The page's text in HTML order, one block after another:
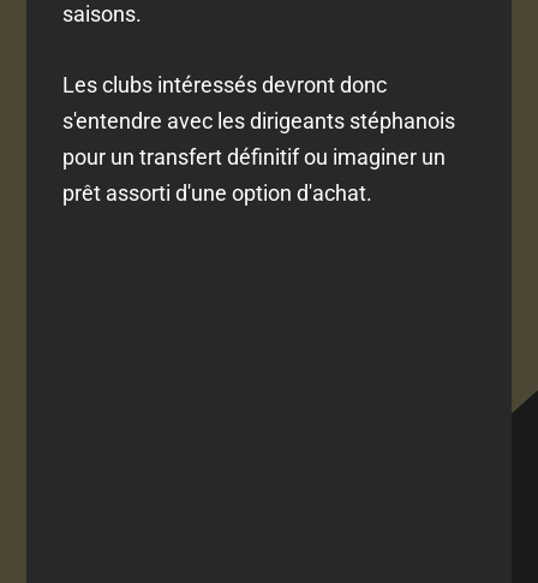
saisons.
Les clubs intéressés devront donc
s'entendre avec les dirigeants stéphanois
pour un transfert définitif ou imaginer un
prêt assorti d'une option d'achat.